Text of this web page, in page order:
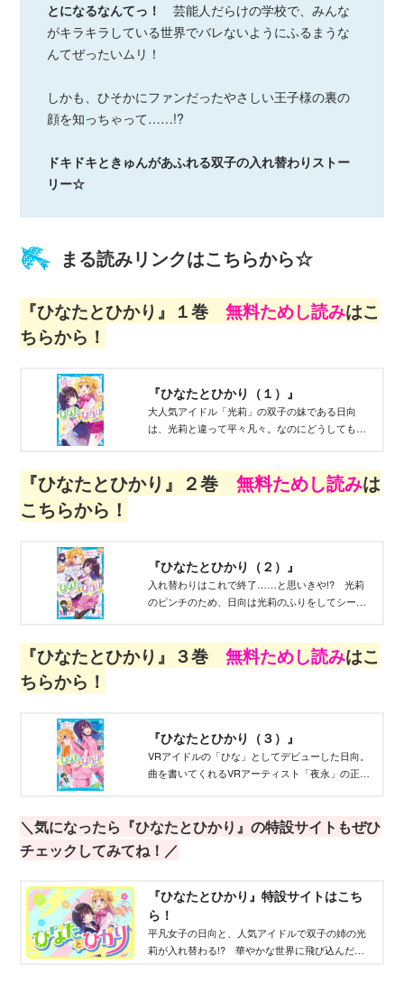
とになるなんてっ！
芸能人だらけの学校で、みんな
がキラキラしている世界でバレないようにふるまうな
んてぜったいムリ！
しかも、ひそかにファンだったやさしい王子様の裏の
顔を知っちゃって……!?
ドキドキときゅんがあふれる双子の入れ替わりストー
リー☆
まる読みリンクはこちらから☆
『ひなたとひかり』１巻無料ためし読みはこ
ちらから！
『ひなたとひかり（１）』
大人気アイドル「光莉」の双子の妹である日向
は、光莉と違って平々凡々。なのにどうしてもと
『ひなたとひかり』２巻無料ためし読みは
こちらから！
『ひなたとひかり（２）』
入れ替わりはこれで終了……と思いきや!? 光莉
のピンチのため、日向は光莉のふりをしてシーク
『ひなたとひかり』３巻無料ためし読みはこ
ちらから！
『ひなたとひかり（３）』
VRアイドルの「ひな」としてデビューした日向。
曲を書いてくれるVRアーティスト「夜永」の正体
＼気になったら『ひなたとひかり』の特設サイトもぜひ
チェックしてみてね！／
『ひなたとひかり』特設サイトはこち
ら！
平凡女子の日向と、人気アイドルで双子の姉の光
莉が入れ替わる!? 華やかな世界に飛び込んだ日